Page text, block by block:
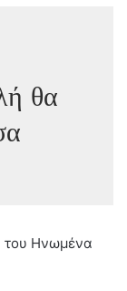
θα
του Ηνωμένα